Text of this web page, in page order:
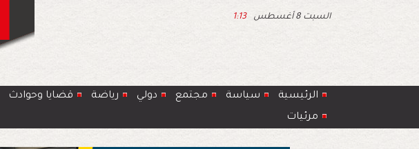
السبت 8 أغسطس 1:13
الرئيسية سياسة مجتمع دولي رياضة قضايا وحوادث
مرئيات